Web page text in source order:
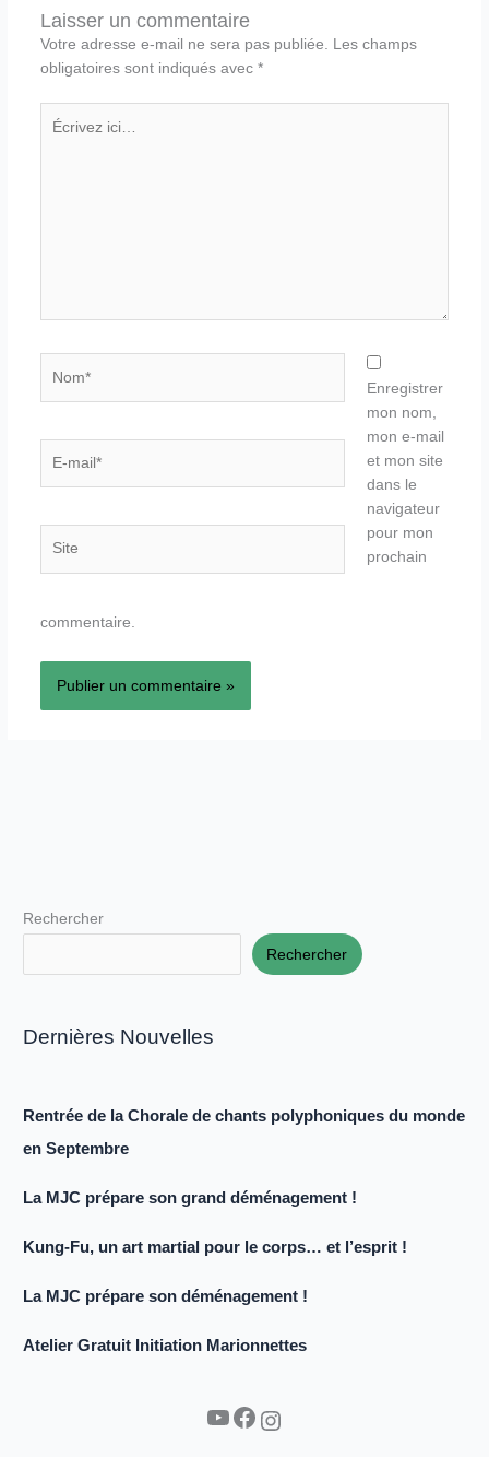
Laisser un commentaire
Votre adresse e-mail ne sera pas publiée.
Les champs
obligatoires sont indiqués avec *
ici…
mail*
Enregistrer
mon nom,
mon e-mail
et mon site
dans le
navigateur
pour mon
prochain
commentaire.
Rechercher
Rechercher
Dernières Nouvelles
Rentrée de la Chorale de chants polyphoniques du monde
en Septembre
La MJC prépare son grand déménagement !
Kung-Fu, un art martial pour le corps… et l’esprit !
La MJC prépare son déménagement !
Atelier Gratuit Initiation Marionnettes
YouTube Facebook Instagram